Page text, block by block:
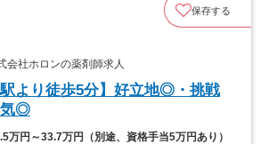
保存する
社ホロンの薬剤師求人
駅より徒歩5分】好立地◎・挑戦
◎
万円～33.7万円（別途、資格手当5万円あり）